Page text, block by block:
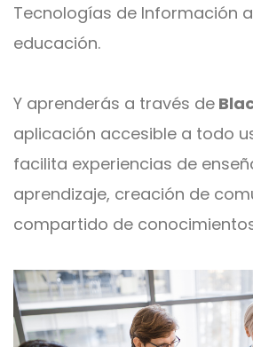
Tecnologías de Información
educación.
Y aprenderás a través de
aplicación accesible a todo
facilita experiencias de
aprendizaje, creación de
compartido de